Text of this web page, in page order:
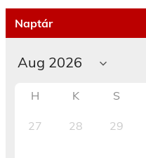
Naptár
H K S
27 28 29